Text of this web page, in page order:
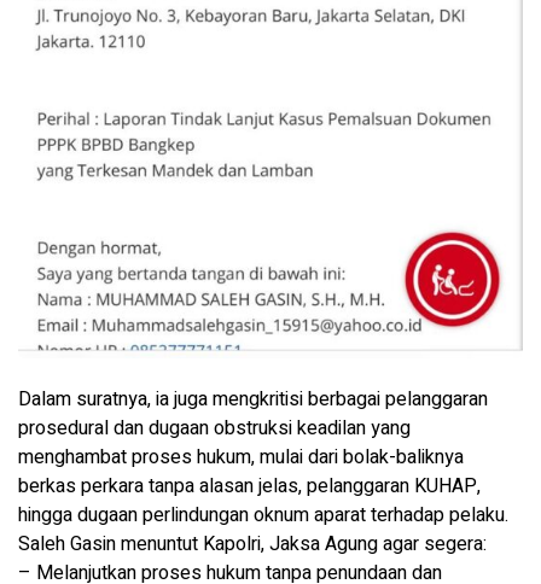
Dalam suratnya, ia juga mengkritisi berbagai pelanggaran
prosedural dan dugaan obstruksi keadilan yang
menghambat proses hukum, mulai dari bolak-baliknya
berkas perkara tanpa alasan jelas, pelanggaran KUHAP,
hingga dugaan perlindungan oknum aparat terhadap pelaku.
Saleh Gasin menuntut Kapolri, Jaksa Agung agar segera:
– Melanjutkan proses hukum tanpa penundaan dan